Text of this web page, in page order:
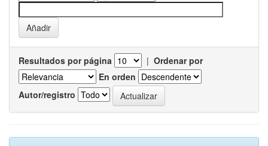
Resultados por página | Ordenar por
En orden
Autor/registro